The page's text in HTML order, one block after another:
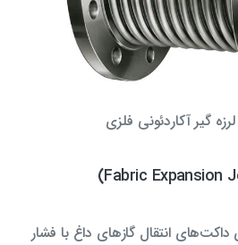
گیر آکاردئونی فلزی
داکت‌های انتقال گازهای داغ با فشار